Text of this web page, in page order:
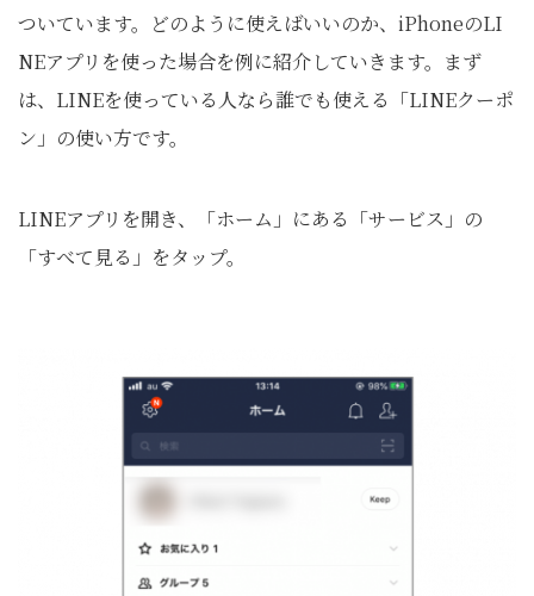
ついています。どのように使えばいいのか、iPhoneのLI
NEアプリを使った場合を例に紹介していきます。まず
は、LINEを使っている人なら誰でも使える「LINEクーポ
ン」の使い方です。
LINEアプリを開き、「ホーム」にある「サービス」の
「すべて見る」をタップ。